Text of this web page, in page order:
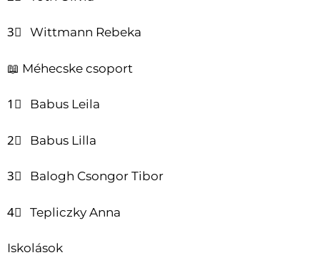
3⃣ Wittmann Rebeka
📖 Méhecske csoport
1⃣ Babus Leila
2⃣ Babus Lilla
3⃣ Balogh Csongor Tibor
4⃣ Tepliczky Anna
Iskolások